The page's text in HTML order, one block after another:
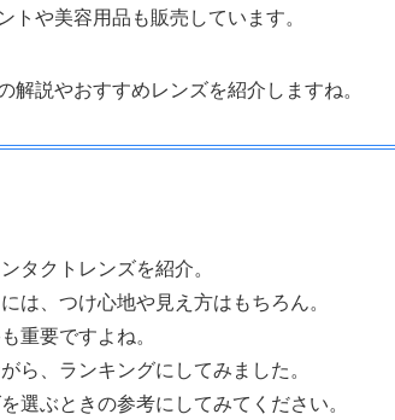
や美容用品も販売しています。
解説やおすすめレンズを紹介しますね。
タクトレンズを紹介。
は、つけ心地や見え方はもちろん。
重要ですよね。
ら、ランキングにしてみました。
選ぶときの参考にしてみてください。